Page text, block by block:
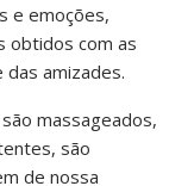
e emoções,
obtidos com as
amizades.
massageados,
são
de nossa